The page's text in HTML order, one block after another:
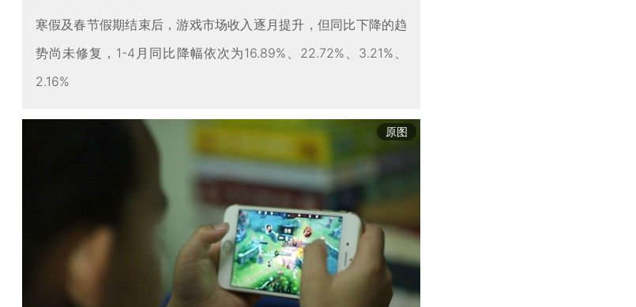
寒假及春节假期结束后，游戏市场收入逐月提升，但同比下降的趋
势尚未修复，1-4月同比降幅依次为16.89%、22.72%、3.21%、
2.16%
原图